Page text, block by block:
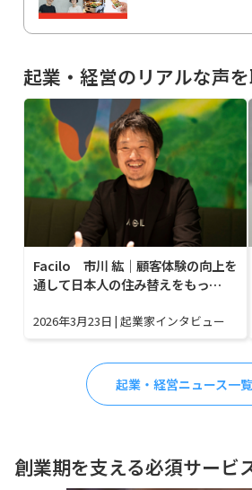
起業・経営のリアルな声を
Facilo 市川 紘｜顧客体験の向上を
通して日本人の住み替えをもっ…
2026年3月23日 | 起業家インタビュー
起業・経営ニュース一
創業期を支える必須サービ